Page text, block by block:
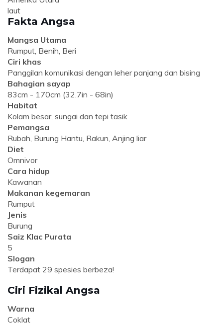
laut
Fakta Angsa
Mangsa Utama
Rumput, Benih, Beri
Ciri khas
Panggilan komunikasi dengan leher panjang dan bising
Bahagian sayap
83cm - 170cm (32.7in - 68in)
Habitat
Kolam besar, sungai dan tepi tasik
Pemangsa
Rubah, Burung Hantu, Rakun, Anjing liar
Diet
Omnivor
Cara hidup
Kawanan
Makanan kegemaran
Rumput
Jenis
Burung
Saiz Klac Purata
5
Slogan
Terdapat 29 spesies berbeza!
Ciri Fizikal Angsa
Warna
Coklat